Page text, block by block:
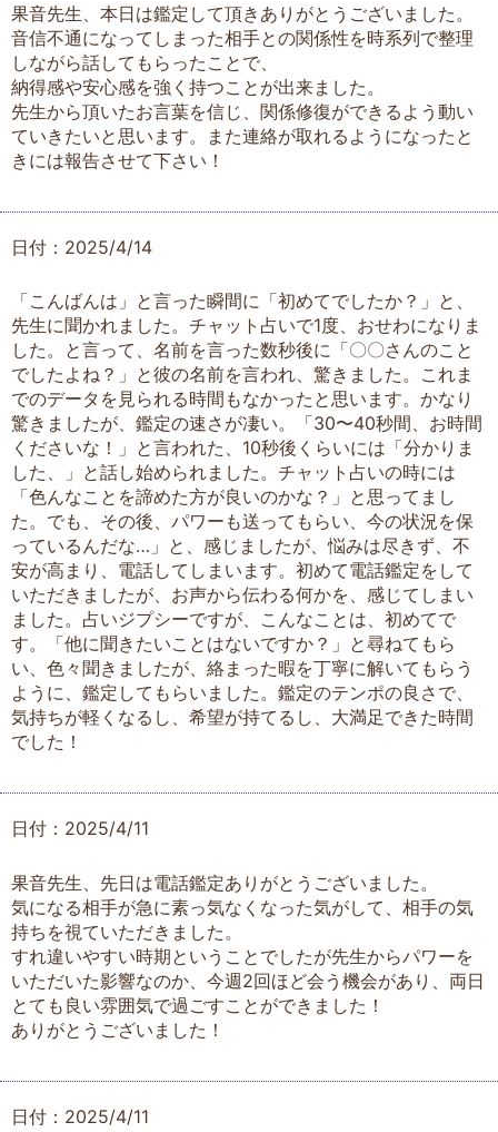
果音先生、本日は鑑定して頂きありがとうございました。
音信不通になってしまった相手との関係性を時系列で整理
しながら話してもらったことで、
納得感や安心感を強く持つことが出来ました。
先生から頂いたお言葉を信じ、関係修復ができるよう動い
ていきたいと思います。また連絡が取れるようになったと
きには報告させて下さい！
日付：2025/4/14
「こんばんは」と言った瞬間に「初めてでしたか？」と、
先生に聞かれました。チャット占いで1度、おせわになりま
した。と言って、名前を言った数秒後に「〇〇さんのこと
でしたよね？」と彼の名前を言われ、驚きました。これま
でのデータを見られる時間もなかったと思います。かなり
驚きましたが、鑑定の速さが凄い。「30〜40秒間、お時間
くださいな！」と言われた、10秒後くらいには「分かりま
した、」と話し始められました。チャット占いの時には
「色んなことを諦めた方が良いのかな？」と思ってまし
た。でも、その後、パワーも送ってもらい、今の状況を保
っているんだな…」と、感じましたが、悩みは尽きず、不
安が高まり、電話してしまいます。初めて電話鑑定をして
いただきましたが、お声から伝わる何かを、感じてしまい
ました。占いジプシーですが、こんなことは、初めてで
す。「他に聞きたいことはないですか？」と尋ねてもら
い、色々聞きましたが、絡まった暇を丁寧に解いてもらう
ように、鑑定してもらいました。鑑定のテンポの良さで、
気持ちが軽くなるし、希望が持てるし、大満足できた時間
でした！
日付：2025/4/11
果音先生、先日は電話鑑定ありがとうございました。
気になる相手が急に素っ気なくなった気がして、相手の気
持ちを視ていただきました。
すれ違いやすい時期ということでしたが先生からパワーを
いただいた影響なのか、今週2回ほど会う機会があり、両日
とても良い雰囲気で過ごすことができました！
ありがとうございました！
日付：2025/4/11